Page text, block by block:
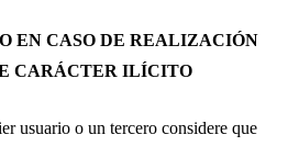
EN CASO DE REALIZACIÓN
CARÁCTER ILÍCITO
usuario o un tercero considere que